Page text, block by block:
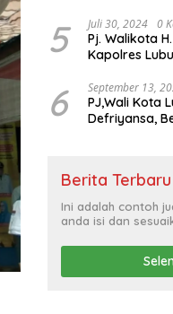
Warga
5 Juli 30, 2024 0
Pj. Walikota
Kapolres
Hajatan
6 September 13,
PJ,Wali Kota
Defriyansa,
Berita Terbaru
Ini adalah contoh
anda isi dan